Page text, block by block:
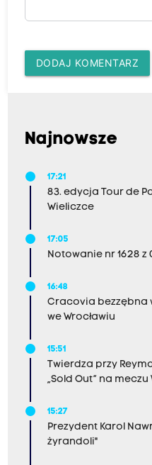
DODAJ KOMENTARZ
Najnowsze
17:21
83. edycja Tour de
Wieliczce
17:05
Notowanie nr 1628 z
16:48
Cracovia bezzębna
we Wrocławiu
15:51
Twierdza przy
„Sold Out” na meczu
15:27
Prezydent Karol
żyrandoli"